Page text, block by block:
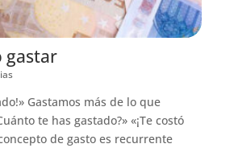
gastar
Gastamos más de lo que
te has gastado?» «¡Te costó
de gasto es recurrente